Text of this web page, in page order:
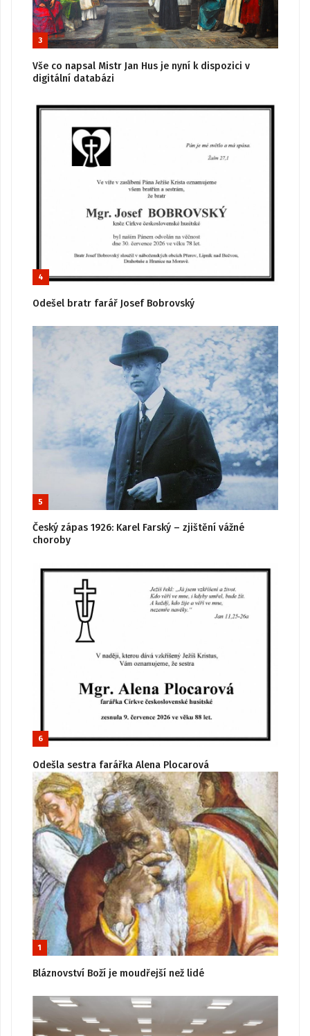
3
Vše co napsal Mistr Jan Hus je nyní k dispozici v
digitální databázi
4
Odešel bratr farář Josef Bobrovský
5
Český zápas 1926: Karel Farský – zjištění vážné
choroby
6
Odešla sestra farářka Alena Plocarová
1
Bláznovství Boží je moudřejší než lidé